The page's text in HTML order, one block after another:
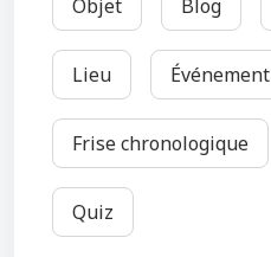
Objet Blog
Lieu Événement
Frise chronologique
Quiz